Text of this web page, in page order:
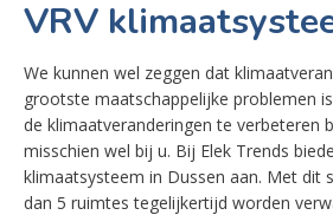
VRV
We kunnen wel zeggen dat
grootste maatschappelijke problemen
de klimaatveranderingen te verbeteren
misschien wel bij u. Bij Elek Trends
klimaatsysteem in Dussen aan. Met dit
dan 5 ruimtes tegelijkertijd worden